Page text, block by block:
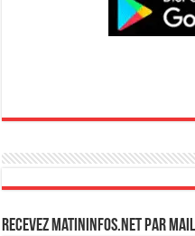
Recevez Matininfos.net par mail